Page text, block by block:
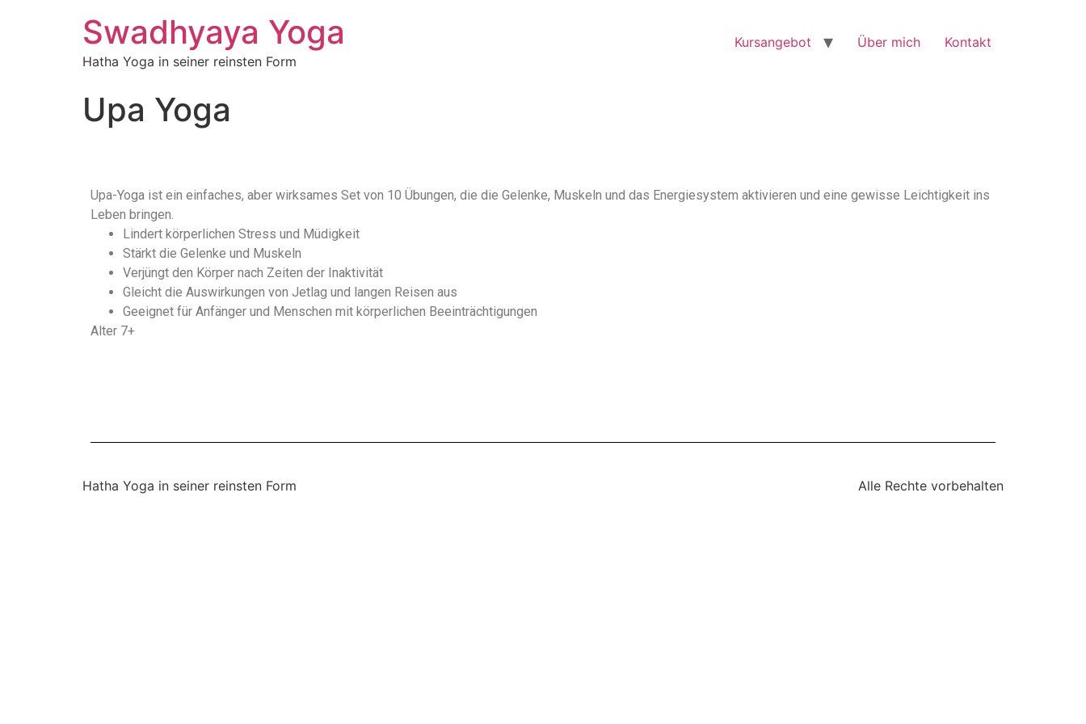
Swadhyaya Yoga
Hatha Yoga in seiner reinsten Form
Kursangebot Über mich Kontakt
Upa Yoga
Upa-Yoga ist ein einfaches, aber wirksames Set von 10 Übungen, die die Gelenke, Muskeln und das Energiesystem aktivieren und eine gewisse Leichtigkeit ins
Leben bringen.
Lindert körperlichen Stress und Müdigkeit
Stärkt die Gelenke und Muskeln
Verjüngt den Körper nach Zeiten der Inaktivität
Gleicht die Auswirkungen von Jetlag und langen Reisen aus
Geeignet für Anfänger und Menschen mit körperlichen Beeinträchtigungen
Alter 7+
Hatha Yoga in seiner reinsten Form Alle Rechte vorbehalten